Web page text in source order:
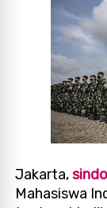
Jakarta,
Mahasiswa